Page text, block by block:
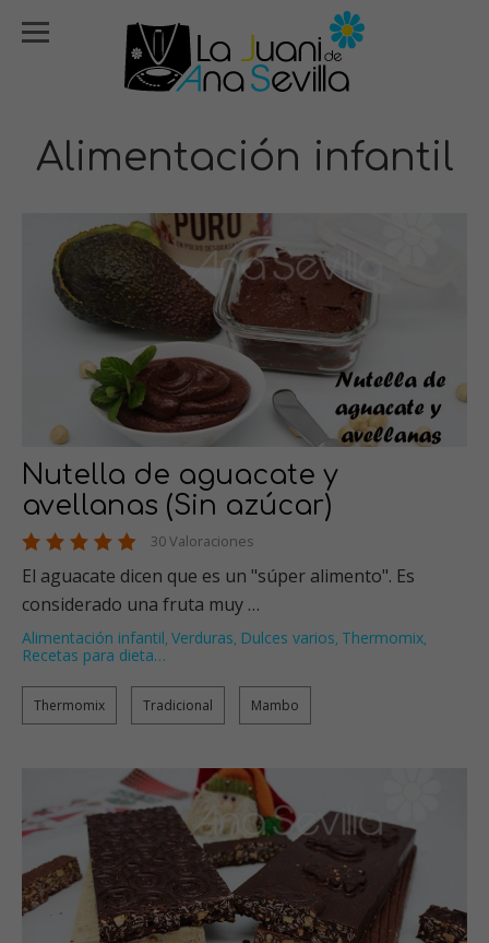
Alimentación infantil
Nutella de aguacate y
avellanas (Sin azúcar)
30 Valoraciones
El aguacate dicen que es un "súper alimento". Es
considerado una fruta muy …
Alimentación infantil, Verduras, Dulces varios, Thermomix,
Recetas para dieta…
Thermomix Tradicional Mambo